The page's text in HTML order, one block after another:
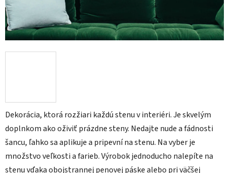
Dekorácia, ktorá rozžiari každú stenu v interiéri. Je skvelým
doplnkom ako oživiť prázdne steny. Nedajte nude a fádnosti
šancu, ľahko sa aplikuje a pripevní na stenu. Na vyber je
množstvo veľkosti a farieb. Výrobok jednoducho nalepíte na
stenu vďaka obojstrannej penovej páske alebo pri väčšej